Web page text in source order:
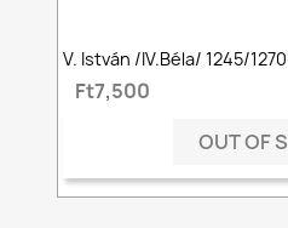
V. István /IV.Béla/ 1245/
Ft7,500
OUT OF